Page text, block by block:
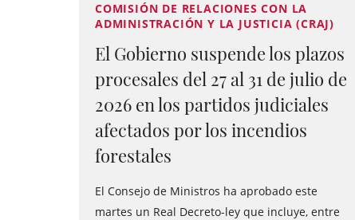
COMISIÓN DE RELACIONES CON LA
ADMINISTRACIÓN Y LA JUSTICIA (CRAJ)
El Gobierno suspende los plazos
procesales del 27 al 31 de julio de
2026 en los partidos judiciales
afectados por los incendios
forestales
El Consejo de Ministros ha aprobado este
martes un Real Decreto-ley que incluye, entre